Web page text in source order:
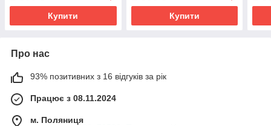
Купити Купити
Про нас
93% позитивних з 16 відгуків за рік
Працює з 08.11.2024
м. Поляниця